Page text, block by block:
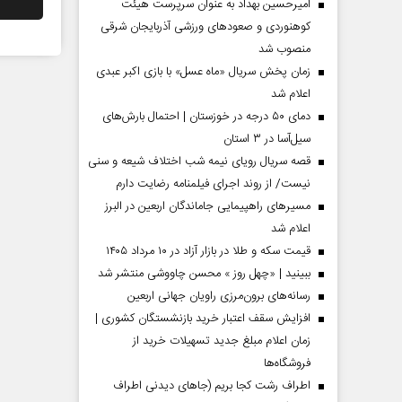
امیرحسین بهداد به عنوان سرپرست هیئت
کوهنوردی و صعودهای ورزشی آذربایجان شرقی
منصوب شد
زمان پخش سریال «ماه عسل» با بازی اکبر عبدی
اعلام شد
دمای ۵۰ درجه در خوزستان | احتمال بارش‌های
سیل‌آسا در ۳ استان
قصه سریال رویای نیمه شب اختلاف شیعه و سنی
نیست/ از روند اجرای فیلمنامه رضایت دارم
مسیر‌های راهپیمایی جاماندگان اربعین در البرز
اعلام شد
قیمت سکه و طلا در بازار آزاد در ۱۰ مرداد ۱۴۰۵
ببینید | «چهل روز » محسن چاووشی منتشر شد
رسانه‌های برون‌مرزی راویان جهانی اربعین
افزایش سقف اعتبار خرید بازنشستگان کشوری |
زمان اعلام مبلغ جدید تسهیلات خرید از
فروشگاه‌ها
اطراف رشت کجا بریم (جاهای دیدنی اطراف
صفحات نخست روزنامه ها‌ی‌سه‌شنبه ۶ مردادماه